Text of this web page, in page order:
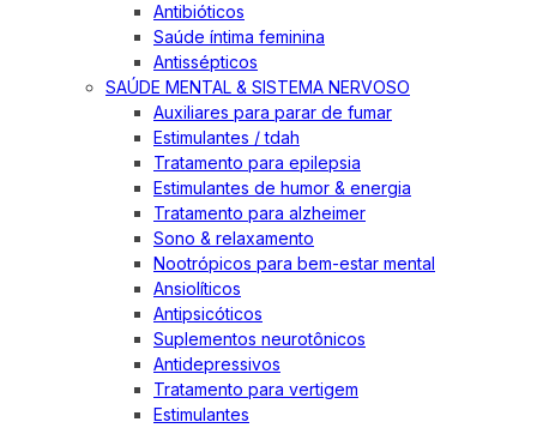
Antibióticos
Saúde íntima feminina
Antissépticos
SAÚDE MENTAL & SISTEMA NERVOSO
Auxiliares para parar de fumar
Estimulantes / tdah
Tratamento para epilepsia
Estimulantes de humor & energia
Tratamento para alzheimer
Sono & relaxamento
Nootrópicos para bem-estar mental
Ansiolíticos
Antipsicóticos
Suplementos neurotônicos
Antidepressivos
Tratamento para vertigem
Estimulantes